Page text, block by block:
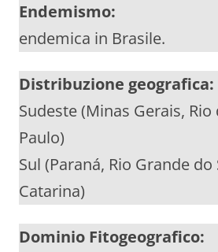
Endemismo:
endemica in Brasile.
Distribuzione geografica:
Sudeste (Minas Gerais, Rio
Paulo)
Sul (Paraná, Rio Grande do
Catarina)
Dominio Fitogeografico: